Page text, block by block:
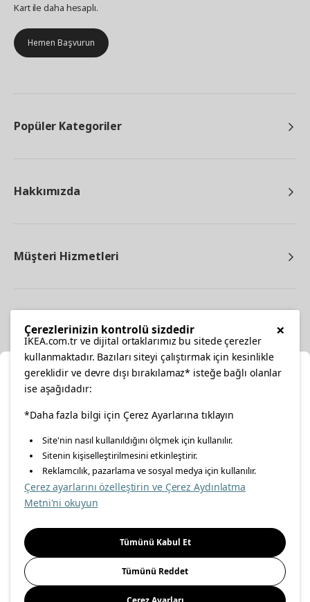
Kart ile daha hesaplı.
Hemen Başvurun
Popüler Kategoriler
Hakkımızda
Müşteri Hizmetleri
facebooktwitterinstagrampinterestyoutube
linkedin
Enerji Politikası Bilgi Güvenliği Politikası
Gıda Güvenliği Politikası
Önemli Bilgilendirme İnternet Sitesi Gizlilik Politikası
Kişisel Verilerin Korunması
Konumunuzu Seçin
İnternetten vereceğiniz siparişlerinizde size özel hizmet ve
içerikleri görebilmek için lütfen konumuzu seçin.
İl seçiniz
Seçiniz
×
Çerezlerinizin kontrolü sizdedir
IKEA.com.tr ve dijital ortaklarımız bu sitede çerezler
kullanmaktadır. Bazıları siteyi çalıştırmak için kesinlikle
gereklidir ve devre dışı bırakılamaz* isteğe bağlı olanlar
ise aşağıdadır:
*Daha fazla bilgi için Çerez Ayarlarına tıklayın
Site'nin nasıl kullanıldığını ölçmek için kullanılır.
Sitenin kişiselleştirilmesini etkinleştirir.
Reklamcılık, pazarlama ve sosyal medya için kullanılır.
Çerez ayarlarını özelleştirin ve Çerez Aydınlatma
Metni'ni okuyun
Tümünü Kabul Et
Tümünü Reddet